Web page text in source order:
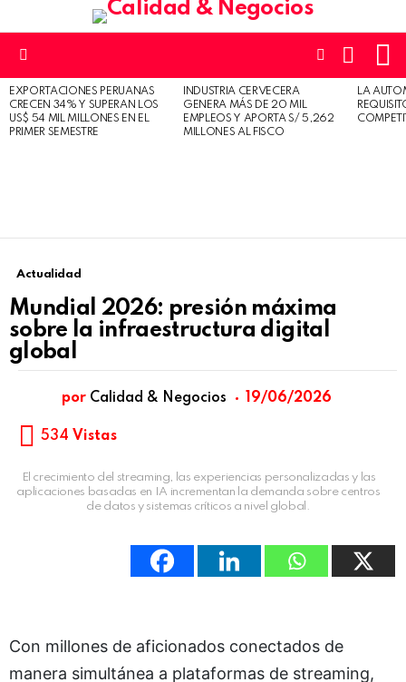
SWITCH
SKIN
CARRO
ÚLTIMAS
HISTORIAS
EXPORTACIONES PERUANAS
CRECEN 34% Y SUPERAN LOS
US$ 54 MIL MILLONES EN EL
PRIMER SEMESTRE
INDUSTRIA CERVECERA
GENERA MÁS DE 20 MIL
EMPLEOS Y APORTA S/ 5,262
MILLONES AL FISCO
LA
Actualidad
Mundial 2026: presión máxima
sobre la infraestructura digital
global
por Calidad & Negocios 19/06/2026
534 Vistas
El crecimiento del streaming, las experiencias personalizadas y las
aplicaciones basadas en IA incrementan la demanda sobre centros
de datos y sistemas críticos a nivel global.
Con millones de aficionados conectados de
manera simultánea a plataformas de streaming,